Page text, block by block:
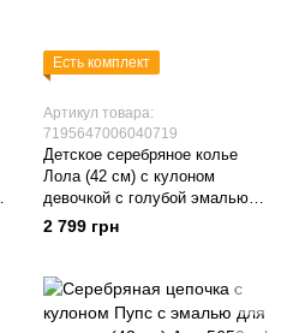
Есть комплект
Артикул товара:
7195647006040719
Детское серебряное колье
Лола (42 см) с кулоном
девочкой с голубой эмалью
Арт. 5647uuk
2 799 грн